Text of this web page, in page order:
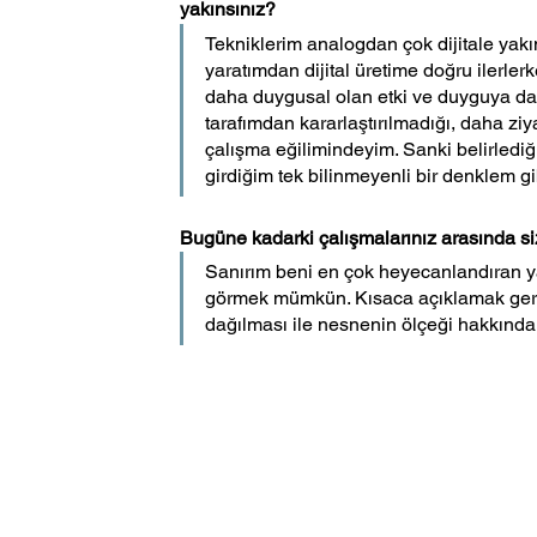
yakınsınız?
Tekniklerim analogdan çok dijitale
yaratımdan dijital üretime doğru
daha duygusal olan etki ve duyguya
tarafımdan kararlaştırılmadığı, daha
çalışma eğilimindeyim. Sanki
girdiğim tek bilinmeyenli bir denklem
Bugüne kadarki çalışmalarınız
Sanırım beni en çok heyecanlandıran
görmek mümkün. Kısaca açıklamak
dağılması ile nesnenin ölçeği hakkında